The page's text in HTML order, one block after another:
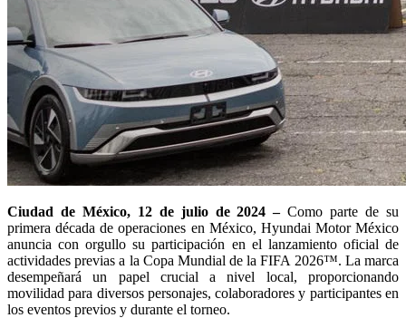
Ciudad de México, 12 de julio de 2024 –Como parte de su
primera década de operaciones en México, Hyundai Motor México
anuncia con orgullo su participación en el lanzamiento oficial de
actividades previas a la Copa Mundial de la FIFA 2026™. La marca
desempeñará un papel crucial a nivel local, proporcionando
movilidad para diversos personajes, colaboradores y participantes en
los eventos previos y durante el torneo.